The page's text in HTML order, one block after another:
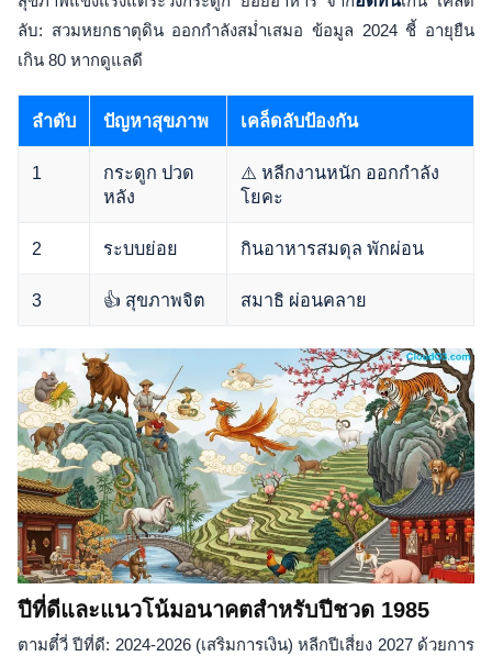
ลับ: สวมหยกธาตุดิน ออกกำลังสม่ำเสมอ ข้อมูล 2024 ชี้ อายุยืน
เกิน 80 หากดูแลดี
ลำดับ ปัญหาสุขภาพ เคล็ดลับป้องกัน
1
กระดูก ปวด
หลัง
⚠️ หลีกงานหนัก ออกกำลัง
โยคะ
2 ระบบย่อย กินอาหารสมดุล พักผ่อน
3 👍 สุขภาพจิต สมาธิ ผ่อนคลาย
ปีที่ดีและแนวโน้มอนาคตสำหรับปีชวด 1985
ตามตี๋วี่ ปีที่ดี: 2024-2026 (เสริมการเงิน) หลีกปีเสี่ยง 2027 ด้วยการ